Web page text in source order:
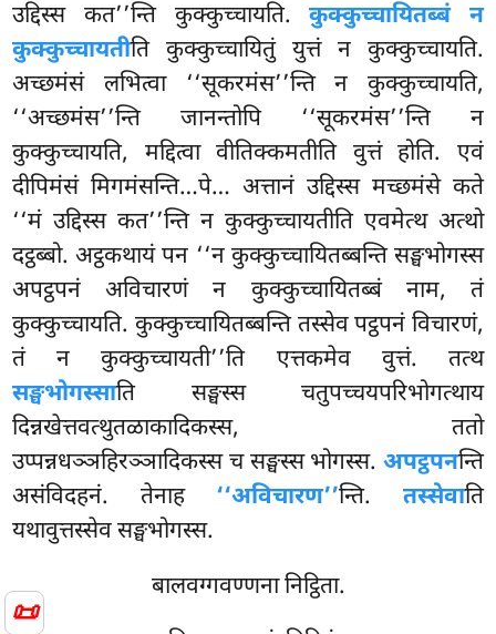
📜
उद्दिस्स कत’’न्ति कुक्कुच्चायति.कुक्कुच्चायितब्बं न
कुक्कुच्चायतीति कुक्कुच्चायितुं युत्तं न कुक्कुच्चायति.
अच्छमंसं लभित्वा ‘‘सूकरमंस’’न्ति न कुक्कुच्चायति,
‘‘अच्छमंस’’न्ति जानन्तोपि ‘‘सूकरमंस’’न्ति न
कुक्कुच्चायति, मद्दित्वा वीतिक्कमतीति वुत्तं होति. एवं
दीपिमंसं मिगमंसन्ति…पे… अत्तानं उद्दिस्स मच्छमंसे कते
‘‘मं उद्दिस्स कत’’न्ति न कुक्कुच्चायतीति एवमेत्थ अत्थो
दट्ठब्बो. अट्ठकथायं पन ‘‘न कुक्कुच्चायितब्बन्ति सङ्घभोगस्स
अपट्ठपनं अविचारणं न कुक्कुच्चायितब्बं नाम, तं
कुक्कुच्चायति. कुक्कुच्चायितब्बन्ति तस्सेव पट्ठपनं विचारणं,
तं न कुक्कुच्चायती’’ति एत्तकमेव वुत्तं. तत्थ
सङ्घभोगस्साति सङ्घस्स चतुपच्चयपरिभोगत्थाय
दिन्नखेत्तवत्थुतळाकादिकस्स, ततो
उप्पन्नधञ्ञहिरञ्ञादिकस्स च सङ्घस्स भोगस्स. अपट्ठपनन्ति
असंविदहनं. तेनाह ‘‘अविचारण’’न्ति. तस्सेवाति
यथावुत्तस्सेव सङ्घभोगस्स.
बालवग्गवण्णना निट्ठिता.